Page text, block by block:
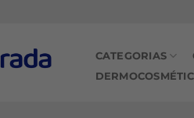
CATEGORIAS